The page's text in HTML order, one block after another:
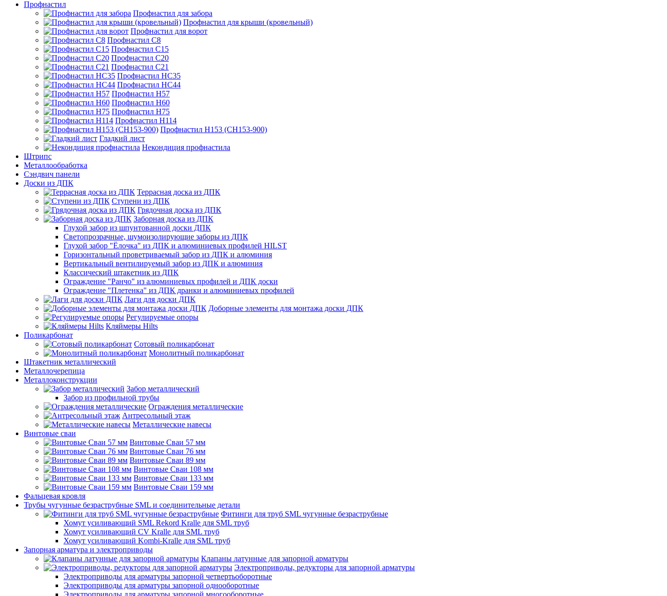
Профнастил
Профнастил для забора
Профнастил для крыши (кровельный)
Профнастил для ворот
Профнастил С8
Профнастил С15
Профнастил С20
Профнастил С21
Профнастил НС35
Профнастил НС44
Профнастил Н57
Профнастил Н60
Профнастил Н75
Профнастил Н114
Профнастил Н153 (СН153-900)
Гладкий лист
Некондиция профнастила
Штрипс
Металлообработка
Сэндвич панели
Доски из ДПК
Террасная доска из ДПК
Ступени из ДПК
Грядочная доска из ДПК
Заборная доска из ДПК
Глухой забор из шпунтованной доски ДПК
Светопрозрачные, шумоизолирующие заборы из ДПК
Глухой забор "Ёлочка" из ДПК и алюминиевых профилей HILST
Горизонтальный проветриваемый забор из ДПК и алюминия
Вертикальный вентилируемый забор из ДПК и алюминия
Классический штакетник из ДПК
Ограждение "Ранчо" из алюминиевых профилей и ДПК доски
Ограждение "Плетенка" из ДПК дранки и алюминиевых профилей
Лаги для доски ДПК
Доборные элементы для монтажа доски ДПК
Регулируемые опоры
Кляймеры Hilts
Поликарбонат
Сотовый поликарбонат
Монолитный поликарбонат
Штакетник металлический
Металлочерепица
Металлоконструкции
Забор металлический
Забор из профильной трубы
Ограждения металлические
Антресольный этаж
Металлические навесы
Винтовые сваи
Винтовые Сваи 57 мм
Винтовые Сваи 76 мм
Винтовые Сваи 89 мм
Винтовые Сваи 108 мм
Винтовые Сваи 133 мм
Винтовые Сваи 159 мм
Фальцевая кровля
Трубы чугунные безраструбные SML и соединительные детали
Фитинги для труб SML чугунные безраструбные
Хомут усиливающий SML Rekord Kralle для SML труб
Хомут усиливающий CV Kralle для SML труб
Хомут усиливающий Kombi-Kralle для SML труб
Запорная арматура и электроприводы
Клапаны латунные для запорной арматуры
Электроприводы, редукторы для запорной арматуры
Электроприводы для арматуры запорной четвертьоборотные
Электроприводы для арматуры запорной однооборотные
Электроприводы для арматуры запорной многооборотные